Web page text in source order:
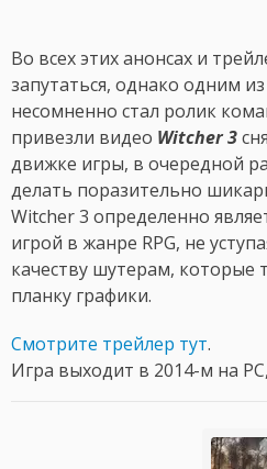
Во всех этих анонсах и
запутаться, однако одним
несомненно стал ролик
привезли видео Witcher 3
движке игры, в очередной
делать поразительно
Witcher 3 определенно
игрой в жанре RPG, не
качеству шутерам,
планку графики.
Смотрите трейлер тут.
Игра выходит в 2014-м на